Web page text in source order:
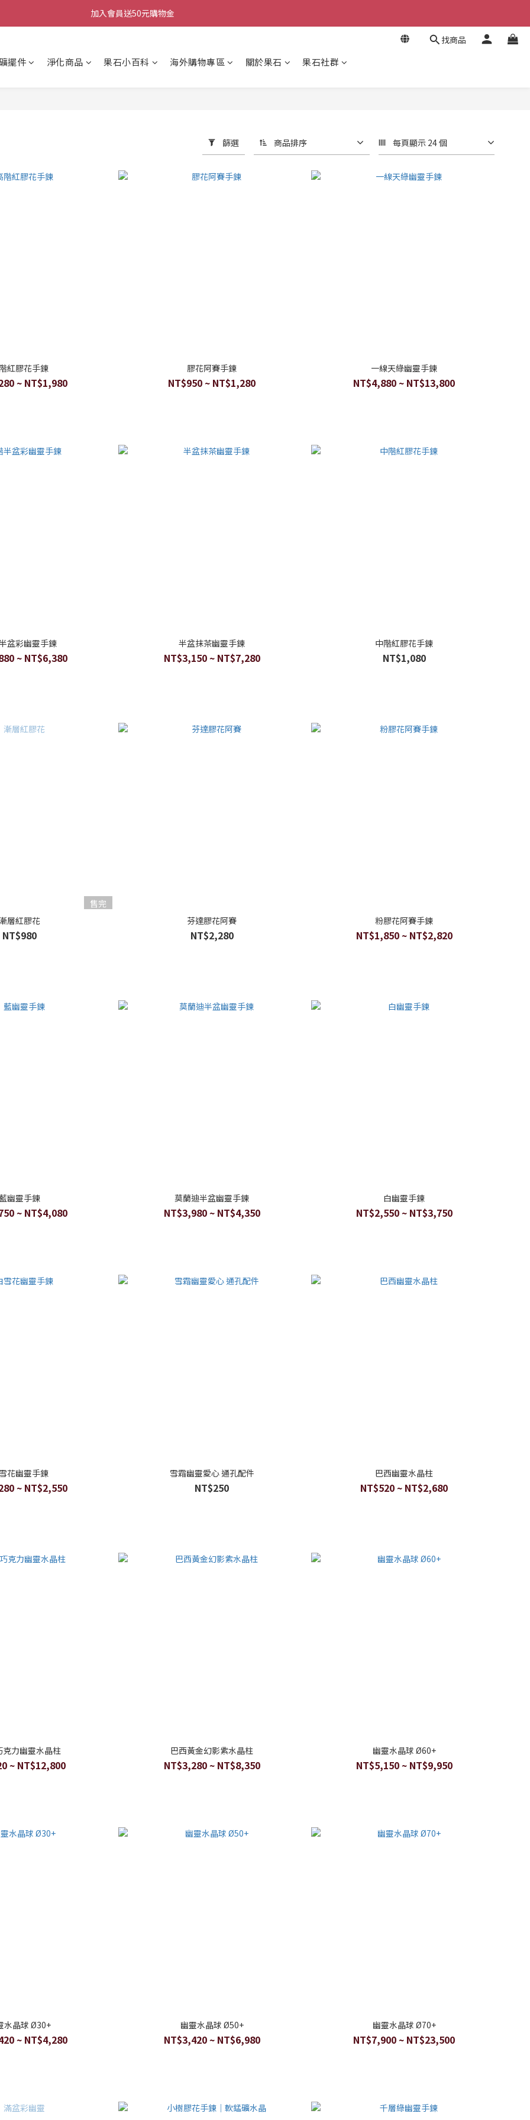
加入會員送50元購物金
加入會員送50元購物金
加入會員送50元購物金
找商品
擺件 淨化商品 果石小百科 海外購物專區 關於果石 果石社群
篩選 商品排序 每頁顯示 24 個
紅膠花手鍊
~ NT$1,980
膠花阿賽手鍊
NT$950 ~ NT$1,280
一線天綠幽靈手鍊
NT$4,880 ~ NT$13,800
盆彩幽靈手鍊
~ NT$6,380
半盆抹茶幽靈手鍊
NT$3,150 ~ NT$7,280
中階紅膠花手鍊
NT$1,080
售完
層紅膠花
NT$980
芬達膠花阿賽
NT$2,280
粉膠花阿賽手鍊
NT$1,850 ~ NT$2,820
藍幽靈手鍊
~ NT$4,080
莫蘭迪半盆幽靈手鍊
NT$3,980 ~ NT$4,350
白幽靈手鍊
NT$2,550 ~ NT$3,750
花幽靈手鍊
~ NT$2,550
雪霜幽靈愛心 通孔配件
NT$250
巴西幽靈水晶柱
NT$520 ~ NT$2,680
克力幽靈水晶柱
~ NT$12,800
巴西黃金幻影紫水晶柱
NT$3,280 ~ NT$8,350
幽靈水晶球 Ø60+
NT$5,150 ~ NT$9,950
水晶球 Ø30+
~ NT$4,280
幽靈水晶球 Ø50+
NT$3,420 ~ NT$6,980
幽靈水晶球 Ø70+
NT$7,900 ~ NT$23,500